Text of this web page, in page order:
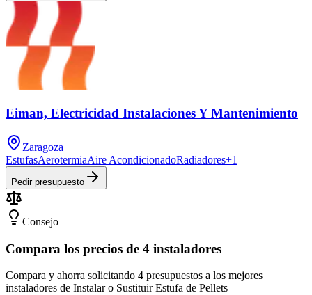
Eiman, Electricidad Instalaciones Y Mantenimiento
Zaragoza
EstufasAerotermiaAire AcondicionadoRadiadores+1
Pedir presupuesto
Consejo
Compara los precios de 4 instaladores
Compara y ahorra solicitando 4 presupuestos a los mejores
instaladores de Instalar o Sustituir Estufa de Pellets